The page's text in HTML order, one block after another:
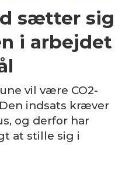
sætter sig
i arbejdet
vil være CO2-
indsats kræver
og derfor har
at stille sig i